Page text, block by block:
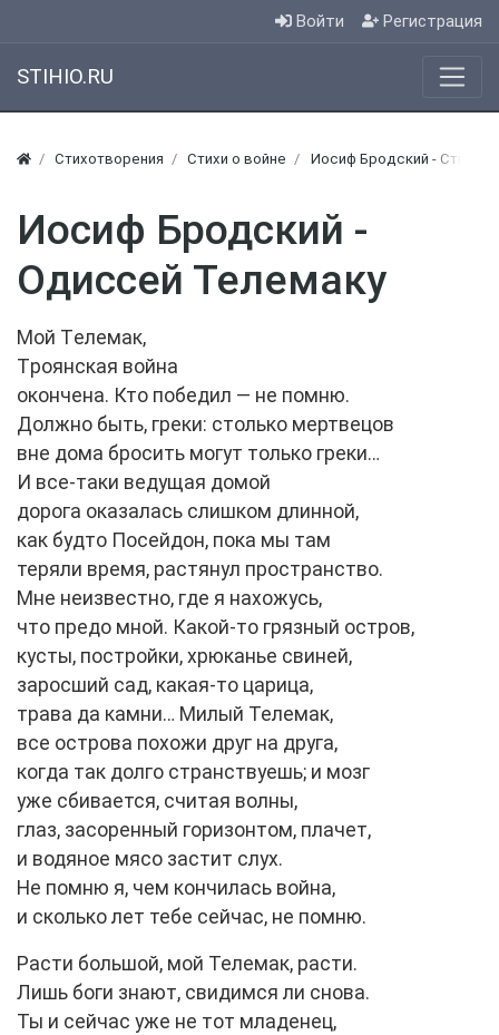
Войти Регистрация
STIHIO.RU
Стихотворения Стихи о войне Иосиф Бродский - Стихи о
Иосиф Бродский -
Одиссей Телемаку
Мой Tелемак,
Tроянская война
окончена. Кто победил — не помню.
Должно быть, греки: столько мертвецов
вне дома бросить могут только греки…
И все-таки ведущая домой
дорога оказалась слишком длинной,
как будто Посейдон, пока мы там
теряли время, растянул пространство.
Мне неизвестно, где я нахожусь,
что предо мной. Какой-то грязный остров,
кусты, постройки, хрюканье свиней,
заросший сад, какая-то царица,
трава да камни… Милый Телемак,
все острова похожи друг на друга,
когда так долго странствуешь; и мозг
уже сбивается, считая волны,
глаз, засоренный горизонтом, плачет,
и водяное мясо застит слух.
Не помню я, чем кончилась война,
и сколько лет тебе сейчас, не помню.
Расти большой, мой Телемак, расти.
Лишь боги знают, свидимся ли снова.
Ты и сейчас уже не тот младенец,